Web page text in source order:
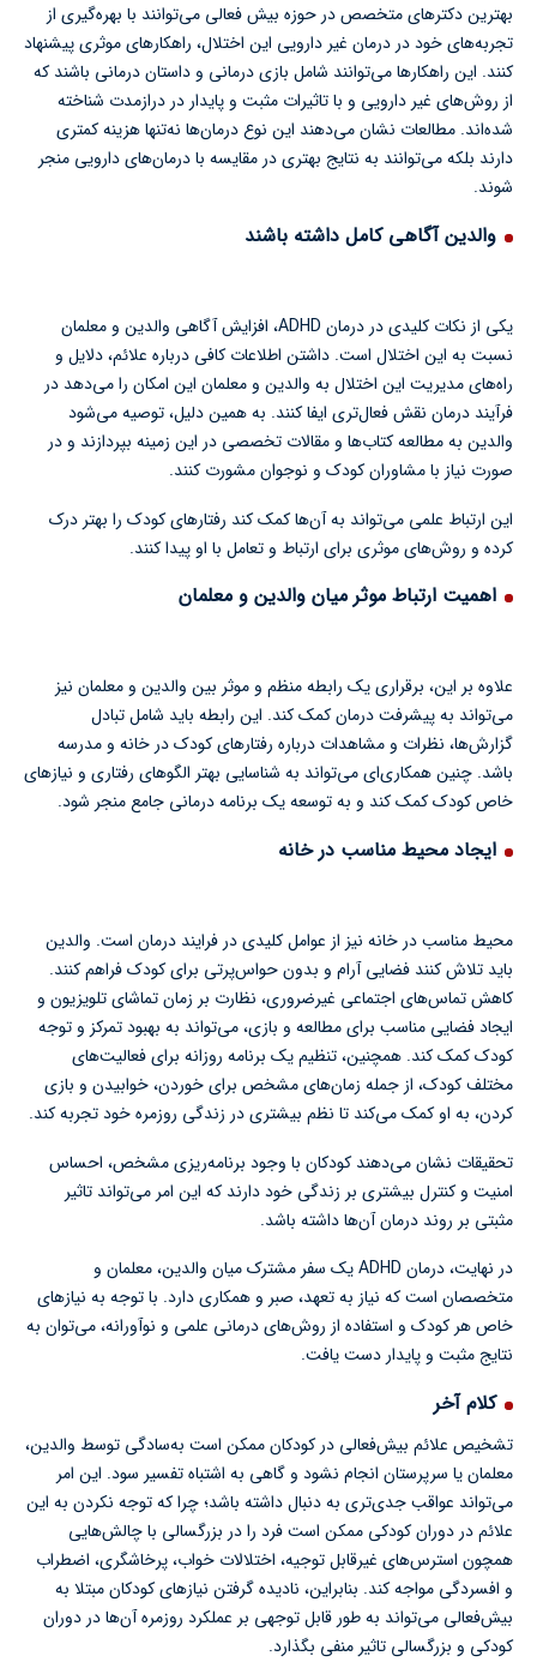
بهترین دکترهای متخصص در حوزه بیش فعالی می‌توانند با بهره‌گیری از
تجربه‌های خود در درمان غیر دارویی این اختلال، راهکارهای موثری پیشنهاد
کنند. این راهکارها می‌توانند شامل بازی درمانی و داستان درمانی باشند که
از روش‌های غیر دارویی و با تاثیرات مثبت و پایدار در درازمدت شناخته
شده‌اند. مطالعات نشان می‌دهند این نوع درمان‌ها نه‌تنها هزینه کمتری
دارند بلکه می‌توانند به نتایج بهتری در مقایسه با درمان‌های دارویی منجر
شوند.
والدین آگاهی کامل داشته باشند
یکی از نکات کلیدی در درمان ADHD، افزایش آگاهی والدین و معلمان
نسبت به این اختلال است. داشتن اطلاعات کافی درباره علائم، دلایل و
راه‌های مدیریت این اختلال به والدین و معلمان این امکان را می‌دهد در
فرآیند درمان نقش فعال‌تری ایفا کنند. به همین دلیل، توصیه می‌شود
والدین به مطالعه کتاب‌ها و مقالات تخصصی در این زمینه بپردازند و در
صورت نیاز با مشاوران کودک و نوجوان مشورت کنند.
این ارتباط علمی می‌تواند به آن‌ها کمک کند رفتارهای کودک را بهتر درک
کرده و روش‌های موثری برای ارتباط و تعامل با او پیدا کنند.
اهمیت ارتباط موثر میان والدین و معلمان
علاوه بر این، برقراری یک رابطه منظم و موثر بین والدین و معلمان نیز
می‌تواند به پیشرفت درمان کمک کند. این رابطه باید شامل تبادل
گزارش‌ها، نظرات و مشاهدات درباره رفتارهای کودک در خانه و مدرسه
باشد. چنین همکاری‌ای می‌تواند به شناسایی بهتر الگوهای رفتاری و نیازهای
خاص کودک کمک کند و به توسعه یک برنامه درمانی جامع منجر شود.
ایجاد محیط مناسب در خانه
محیط مناسب در خانه نیز از عوامل کلیدی در فرایند درمان است. والدین
باید تلاش کنند فضایی آرام و بدون حواس‌پرتی برای کودک فراهم کنند.
کاهش تماس‌های اجتماعی غیرضروری، نظارت بر زمان تماشای تلویزیون و
ایجاد فضایی مناسب برای مطالعه و بازی، می‌تواند به بهبود تمرکز و توجه
کودک کمک کند. همچنین، تنظیم یک برنامه روزانه برای فعالیت‌های
مختلف کودک، از جمله زمان‌های مشخص برای خوردن، خوابیدن و بازی
کردن، به او کمک می‌کند تا نظم بیشتری در زندگی روزمره خود تجربه کند.
تحقیقات نشان می‌دهند کودکان با وجود برنامه‌ریزی مشخص، احساس
امنیت و کنترل بیشتری بر زندگی خود دارند که این امر می‌تواند تاثیر
مثبتی بر روند درمان آن‌ها داشته باشد.
در نهایت، درمان ADHD یک سفر مشترک میان والدین، معلمان و
متخصصان است که نیاز به تعهد، صبر و همکاری دارد. با توجه به نیازهای
خاص هر کودک و استفاده از روش‌های درمانی علمی و نوآورانه، می‌توان به
نتایج مثبت و پایدار دست یافت.
کلام آخر
تشخیص علائم بیش‌فعالی در کودکان ممکن است به‌سادگی توسط والدین،
معلمان یا سرپرستان انجام نشود و گاهی به اشتباه تفسیر سود. این امر
می‌تواند عواقب جدی‌تری به دنبال داشته باشد؛ چرا که توجه نکردن به این
علائم در دوران کودکی ممکن است فرد را در بزرگسالی با چالش‌هایی
همچون استرس‌های غیرقابل توجیه، اختلالات خواب، پرخاشگری، اضطراب
و افسردگی مواجه کند. بنابراین، نادیده گرفتن نیازهای کودکان مبتلا به
بیش‌فعالی می‌تواند به طور قابل توجهی بر عملکرد روزمره آن‌ها در دوران
کودکی و بزرگسالی تاثیر منفی بگذارد.